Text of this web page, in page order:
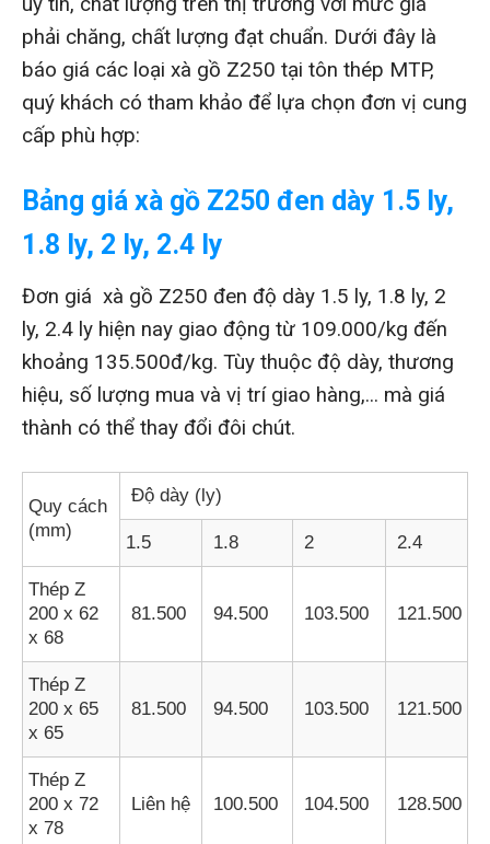
phải chăng, chất lượng đạt chuẩn. Dưới đây là
báo giá các loại xà gồ Z250 tại tôn thép MTP,
quý khách có tham khảo để lựa chọn đơn vị cung
cấp phù hợp:
Bảng giá xà gồ Z250 đen dày 1.5 ly,
1.8 ly, 2 ly, 2.4 ly
Đơn giá xà gồ Z250 đen độ dày 1.5 ly, 1.8 ly, 2
ly, 2.4 ly hiện nay giao động từ 109.000/kg đến
khoảng 135.500đ/kg. Tùy thuộc độ dày, thương
hiệu, số lượng mua và vị trí giao hàng,... mà giá
thành có thể thay đổi đôi chút.
Quy cách
(mm)
Độ dày (ly)
1.5 1.8 2 2.4
Thép Z
200 x 62
x 68
81.500 94.500 103.500 121.500
Thép Z
200 x 65
x 65
81.500 94.500 103.500 121.500
Thép Z
200 x 72
x 78
Liên hệ 100.500 104.500 128.500